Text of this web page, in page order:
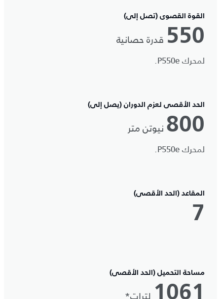
القوة القصوى (تصل إلى)
550 قدرة حصانية
لمحرك P550e.
الحد الأقصى لعزم الدوران (يصل إلى)
800 نيوتن متر
لمحرك P550e.
المقاعد (الحد الأقصى)
7
مساحة التحميل (الحد الأقصى)
1061